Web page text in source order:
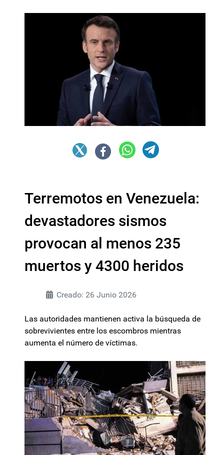
Terremotos en Venezuela:
devastadores sismos
provocan al menos 235
muertos y 4300 heridos
Creado: 26 Junio 2026
Las autoridades mantienen activa la búsqueda de
sobrevivientes entre los escombros mientras
aumenta el número de víctimas.